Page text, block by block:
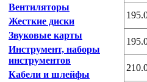
Вентиляторы
Жесткие диски
Звуковые карты
Инструмент, наборы
инструментов
Кабели и шлейфы